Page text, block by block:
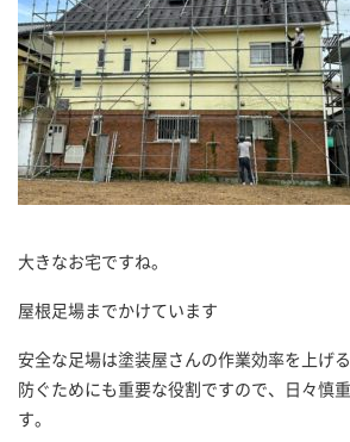
大きなお宅ですね。
屋根足場までかけています
安全な足場は塗装屋さんの作業効率を上げ
防ぐためにも重要な役割ですので、日々慎
す。